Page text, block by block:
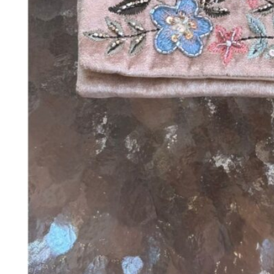
DKKTilføj til kurv
Se kurvKasse